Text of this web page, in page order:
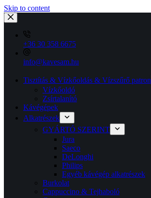
Skip to content
+36 30 358 6675
info@kavesam.hu
Tisztítás & Vízkőoldás & Vízszűrő patron
Vízkőoldó
Zsírtalanító
Kávégépek
Alkatrészek
GYÁRTÓ SZERINT
Jura
Saeco
DeLonghi
Philips
Egyéb kávégép alkatrészek
Burkolat
Cappuccino & Tejhaboló